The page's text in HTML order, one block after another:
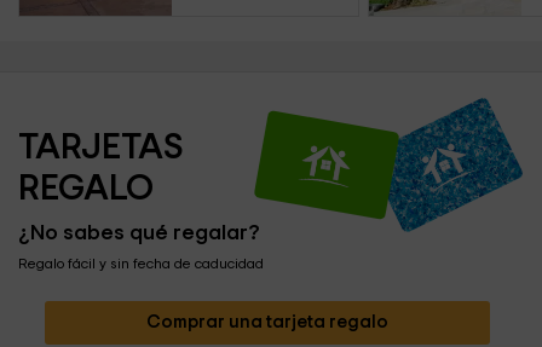
TARJETAS
REGALO
¿No sabes qué regalar?
Regalo fácil y sin fecha de caducidad
Comprar una tarjeta regalo